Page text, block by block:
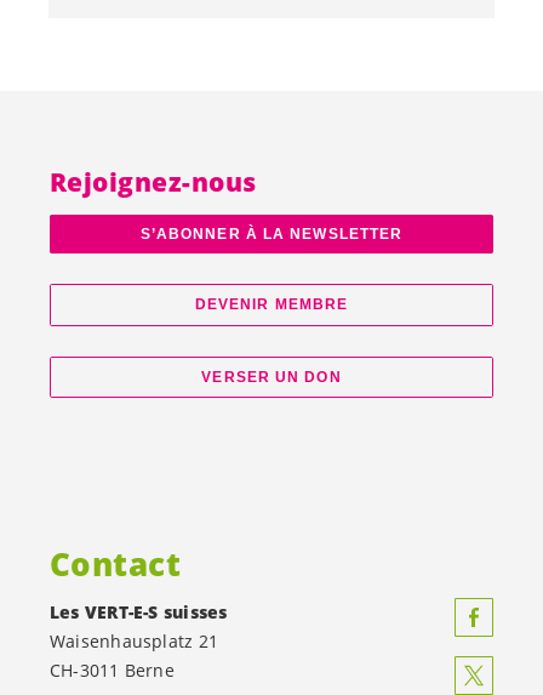
Rejoignez-nous
S’ABONNER À LA NEWSLETTER
DEVENIR MEMBRE
VERSER UN DON
Contact
Les VERT-E-S suisses
Waisenhausplatz 21
CH-3011 Berne